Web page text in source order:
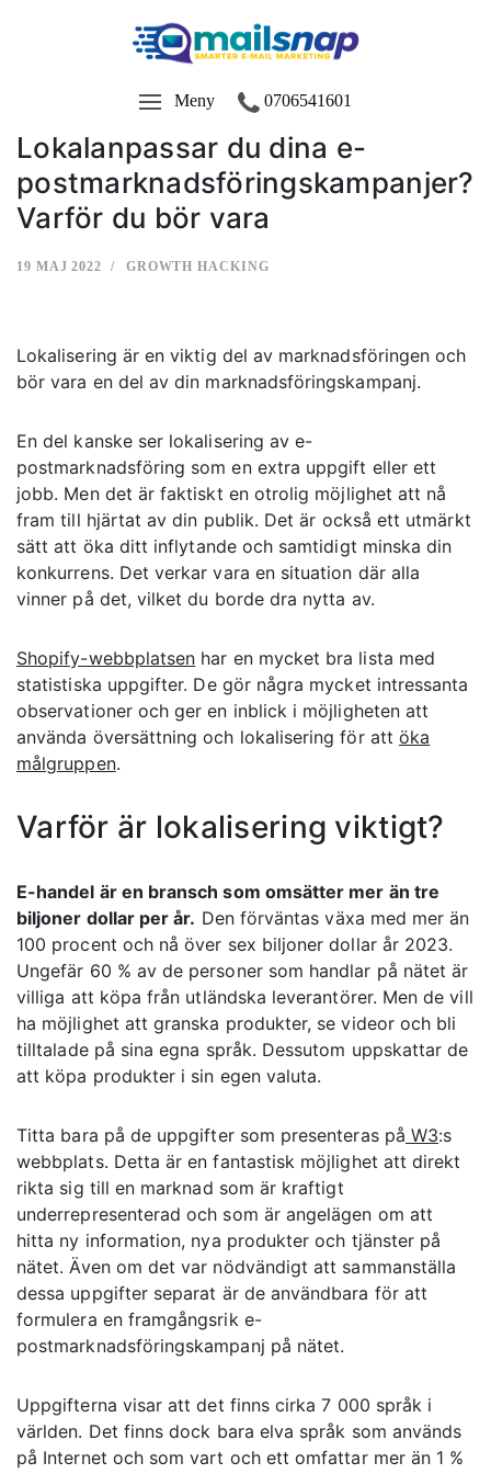
Meny 0706541601
Lokalanpassar du dina e-
postmarknadsföringskampanjer?
Varför du bör vara
19 MAJ 2022 GROWTH HACKING
Lokalisering är en viktig del av marknadsföringen och
bör vara en del av din marknadsföringskampanj.
En del kanske ser lokalisering av e-
postmarknadsföring som en extra uppgift eller ett
jobb. Men det är faktiskt en otrolig möjlighet att nå
fram till hjärtat av din publik. Det är också ett utmärkt
sätt att öka ditt inflytande och samtidigt minska din
konkurrens. Det verkar vara en situation där alla
vinner på det, vilket du borde dra nytta av.
Shopify-webbplatsen har en mycket bra lista med
statistiska uppgifter. De gör några mycket intressanta
observationer och ger en inblick i möjligheten att
använda översättning och lokalisering för att öka
målgruppen.
Varför är lokalisering viktigt?
E-handel är en bransch som omsätter mer än tre
biljoner dollar per år. Den förväntas växa med mer än
100 procent och nå över sex biljoner dollar år 2023.
Ungefär 60 % av de personer som handlar på nätet är
villiga att köpa från utländska leverantörer. Men de vill
ha möjlighet att granska produkter, se videor och bli
tilltalade på sina egna språk. Dessutom uppskattar de
att köpa produkter i sin egen valuta.
Titta bara på de uppgifter som presenteras på W3:s
webbplats. Detta är en fantastisk möjlighet att direkt
rikta sig till en marknad som är kraftigt
underrepresenterad och som är angelägen om att
hitta ny information, nya produkter och tjänster på
nätet. Även om det var nödvändigt att sammanställa
dessa uppgifter separat är de användbara för att
formulera en framgångsrik e-
postmarknadsföringskampanj på nätet.
Uppgifterna visar att det finns cirka 7 000 språk i
världen. Det finns dock bara elva språk som används
på Internet och som vart och ett omfattar mer än 1 %